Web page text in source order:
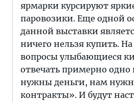
ярмарки курсируют
паровозики. Еще одной
данной выставки
ничего нельзя купить.
вопросы улыбающиеся
отвечать примерно
нужны деньги, нам
контракты». И будут